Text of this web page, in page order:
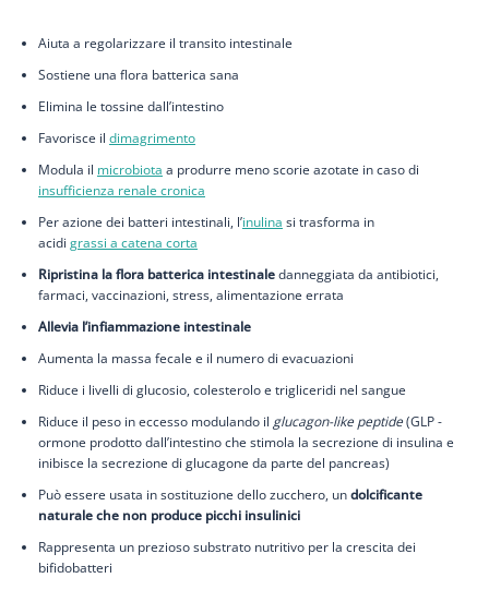
Aiuta a regolarizzare il transito intestinale
Sostiene una flora batterica sana
Elimina le tossine dall’intestino
Favorisce il dimagrimento
Modula il microbiota a produrre meno scorie azotate in caso di
insufficienza renale cronica
Per azione dei batteri intestinali, l’inulina si trasforma in
acidi grassi a catena corta
Ripristina la flora batterica intestinaledanneggiata da antibiotici,
farmaci, vaccinazioni, stress, alimentazione errata
Allevia l’infiammazione intestinale
Aumenta la massa fecale e il numero di evacuazioni
Riduce i livelli di glucosio, colesterolo e trigliceridi nel sangue
Riduce il peso in eccesso modulando il glucagon-like peptide(GLP -
ormone prodotto dall’intestino che stimola la secrezione di insulina e
inibisce la secrezione di glucagone da parte del pancreas)
Può essere usata in sostituzione dello zucchero, undolcificante
naturaleche non produce picchi insulinici
Rappresenta un prezioso substrato nutritivo per la crescita dei
bifidobatteri